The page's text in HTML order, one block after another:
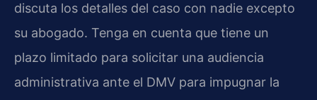
discuta los detalles del caso con nadie excepto
su abogado. Tenga en cuenta que tiene un
plazo limitado para solicitar una audiencia
administrativa ante el DMV para impugnar la